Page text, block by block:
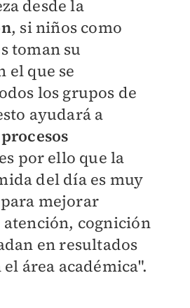
desde la
, si niños como
toman su
el que se
los grupos de
ayudará a
por ello que la
del día es muy
mejorar
atención, cognición
en resultados
área académica".